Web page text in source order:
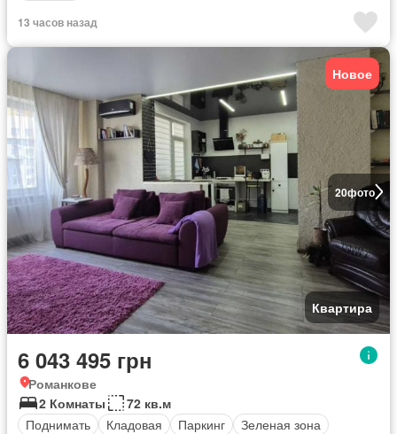
13 часов назад
20фото
Новое
Квартира
6 043 495 грн
Романкове
2 Комнаты
72 кв.м
Поднимать
Кладовая Паркинг
Зеленая зона